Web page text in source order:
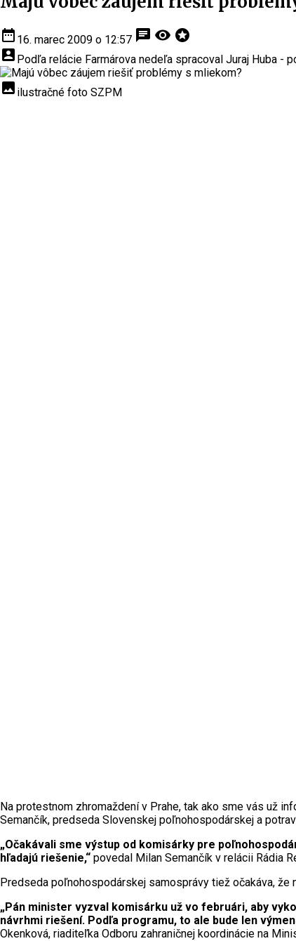
date_range 16. marec 2009 o 12:57 chat visibility stars
account_box Podľa relácie Farmárova nedeľa spracoval Juraj Huba -
insert_photo ilustračné foto SZPM
Na protestnom zhromaždení v Prahe, tak ako sme vás už
Semančík, predseda Slovenskej poľnohospodárskej a
„Očakávali sme výstup od komisárky pre
hľadajú riešenie,“ povedal Milan Semančík v relácii Rádia
Predseda poľnohospodárskej samosprávy tiež očakáva, že
„Pán minister vyzval komisárku už vo februári, aby
návrhmi riešení. Podľa programu, to ale bude len
Okenková, riaditeľka Odboru zahraničnej koordinácie na